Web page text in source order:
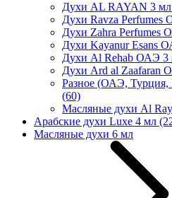
Духи AL RAYAN 3 мл
Духи Ravza Perfumes
Духи Zahra Perfumes
Духи Kayanur Esans
Духи Al Rehab ОАЭ 3
Духи Ard al Zaafaran
Разное (ОАЭ,
(60)
Масляные духи Al
Арабские духи Luxe 4 мл
Масляные духи 6 мл